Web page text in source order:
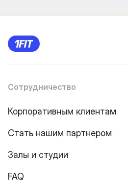
Сотрудничество
Корпоративным клиентам
Стать нашим партнером
Залы и студии
FAQ